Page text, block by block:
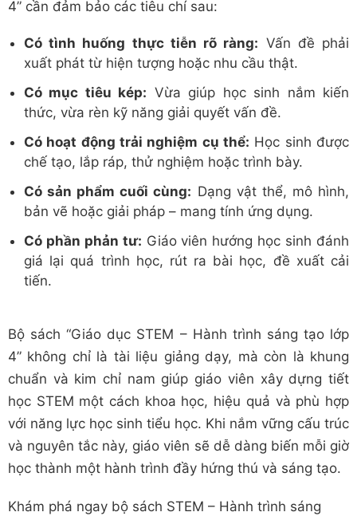
4” cần đảm bảo các tiêu chí sau:
Có tình huống thực tiễn rõ ràng: Vấn đề phải
xuất phát từ hiện tượng hoặc nhu cầu thật.
Có mục tiêu kép: Vừa giúp học sinh nắm kiến
thức, vừa rèn kỹ năng giải quyết vấn đề.
Có hoạt động trải nghiệm cụ thể: Học sinh được
chế tạo, lắp ráp, thử nghiệm hoặc trình bày.
Có sản phẩm cuối cùng: Dạng vật thể, mô hình,
bản vẽ hoặc giải pháp – mang tính ứng dụng.
Có phần phản tư: Giáo viên hướng học sinh đánh
giá lại quá trình học, rút ra bài học, đề xuất cải
tiến.
Bộ sách “Giáo dục STEM – Hành trình sáng tạo lớp
4” không chỉ là tài liệu giảng dạy, mà còn là khung
chuẩn và kim chỉ nam giúp giáo viên xây dựng tiết
học STEM một cách khoa học, hiệu quả và phù hợp
với năng lực học sinh tiểu học. Khi nắm vững cấu trúc
và nguyên tắc này, giáo viên sẽ dễ dàng biến mỗi giờ
học thành một hành trình đầy hứng thú và sáng tạo.
Khám phá ngay bộ sách STEM – Hành trình sáng